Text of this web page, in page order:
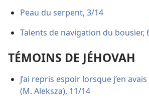
Peau du serpent, 3/14
Talents de navigation du bousier,
TÉMOINS DE JÉHOVAH
J’ai repris espoir lorsque j’en
(M. Aleksza), 11/14